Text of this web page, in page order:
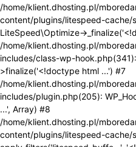
/home/klient.dhosting.pl/
content/plugins/litespeed-cache/
LiteSpeed\Optimize-
/home/klient.dhosting.pl/
includes/class-wp-
>finalize('<!doctype html ...') #7
/home/klient.dhosting.pl/
includes/plugin.php(205):
...', Array) #8
/home/klient.dhosting.pl/
content/plugins/litespeed-cache/